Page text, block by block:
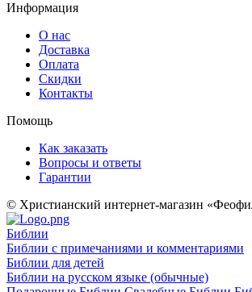
Информация
О нас
Доставка
Оплата
Скидки
Контакты
Помощь
Как заказать
Вопросы и ответы
Гарантии
© Христианский интернет-магазин
Библии
Библии с примечаниями и комментариями
Библии для детей
Библии на русском языке (обычные)